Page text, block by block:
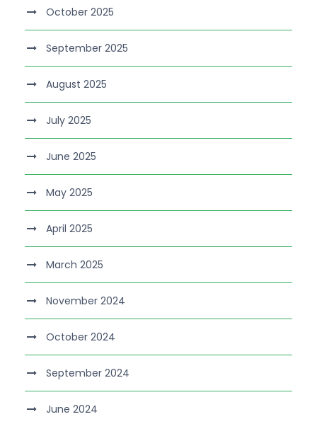
October 2025
September 2025
August 2025
July 2025
June 2025
May 2025
April 2025
March 2025
November 2024
October 2024
September 2024
June 2024